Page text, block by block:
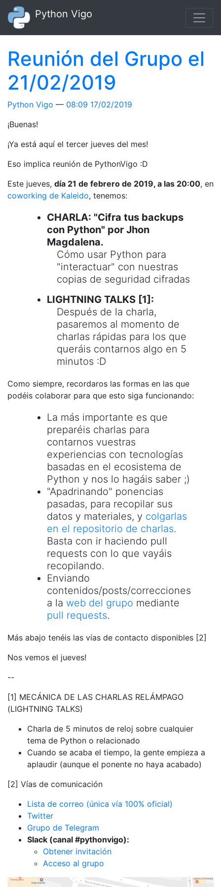
Ir al contenido principal
Python Vigo
Reunión del Grupo el
21/02/2019
Python Vigo
08:09 17/02/2019
¡Buenas!
¡Ya está aquí el tercer jueves del mes!
Eso implica reunión de PythonVigo :D
Este jueves, día 21 de febrero de 2019, a las 20:00, en
coworking de Kaleido, tenemos:
CHARLA: "Cifra tus backups
con Python" por Jhon
Magdalena.
Cómo usar Python para
"interactuar" con nuestras
copias de seguridad cifradas
LIGHTNING TALKS [1]:
Después de la charla,
pasaremos al momento de
charlas rápidas para los que
queráis contarnos algo en 5
minutos :D
Como siempre, recordaros las formas en las que
podéis colaborar para que esto siga funcionando:
La más importante es que
preparéis charlas para
contarnos vuestras
experiencias con tecnologías
basadas en el ecosistema de
Python y nos lo hagáis saber ;)
"Apadrinando" ponencias
pasadas, para recopilar sus
datos y materiales, y colgarlas
en el repositorio de charlas.
Basta con ir haciendo pull
requests con lo que vayáis
recopilando.
Enviando
contenidos/posts/correcciones
a la web del grupo mediante
pull requests.
Más abajo tenéis las vías de contacto disponibles [2]
Nos vemos el jueves!
--
[1] MECÁNICA DE LAS CHARLAS RELÁMPAGO
(LIGHTNING TALKS)
Charla de 5 minutos de reloj sobre cualquier
tema de Python o relacionado
Cuando se acaba el tiempo, la gente empieza a
aplaudir (aunque el ponente no haya acabado)
[2] Vías de comunicación
Lista de correo (única vía 100% oficial)
Twitter
Grupo de Telegram
Slack (canal #pythonvigo):
Obtener invitación
Acceso al grupo